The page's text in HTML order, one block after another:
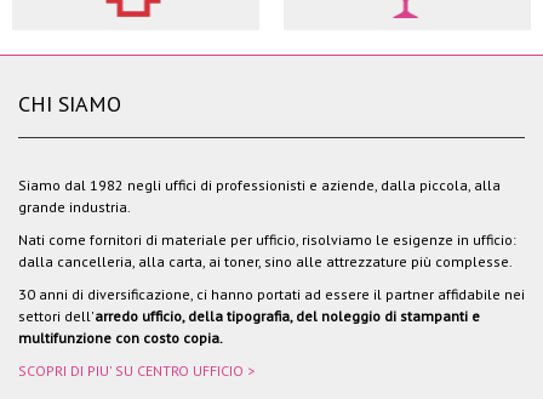
CHI SIAMO
Siamo dal 1982 negli uffici di professionisti e aziende, dalla piccola, alla
grande industria.
Nati come fornitori di materiale per ufficio, risolviamo le esigenze in ufficio:
dalla cancelleria, alla carta, ai toner, sino alle attrezzature più complesse.
30 anni di diversificazione, ci hanno portati ad essere il partner affidabile nei
settori dell'arredo ufficio, della tipografia, del noleggio di stampanti e
multifunzione con costo copia.
SCOPRI DI PIU' SU CENTRO UFFICIO >